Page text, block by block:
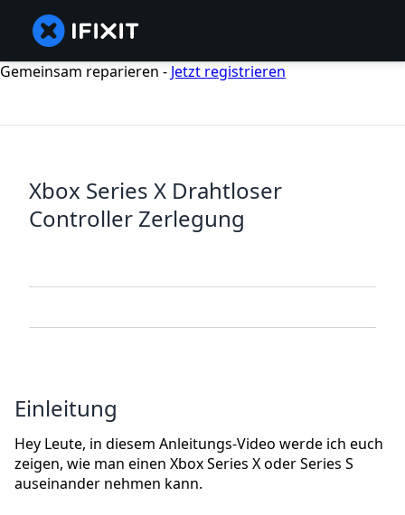
Gemeinsam reparieren - Jetzt registrieren
Xbox Series X Drahtloser
Controller Zerlegung
Einleitung
Hey Leute, in diesem Anleitungs-Video werde ich euch
zeigen, wie man einen Xbox Series X oder Series S
auseinander nehmen kann.